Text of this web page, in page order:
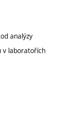
analýzy
v laboratořích